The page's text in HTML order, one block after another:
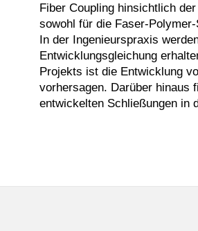
Fiber Coupling hinsichtlich
sowohl für die Faser-
In der Ingenieurspraxis
Entwicklungsgleichung
Projekts ist die Entwicklung
vorhersagen. Darüber hinaus
entwickelten Schließungen in